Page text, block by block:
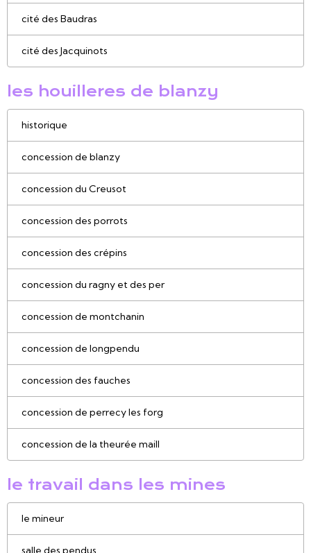
cité des Baudras
cité des Jacquinots
les houilleres de blanzy
historique
concession de blanzy
concession du Creusot
concession des porrots
concession des crépins
concession du ragny et des per
concession de montchanin
concession de longpendu
concession des fauches
concession de perrecy les forg
concession de la theurée maill
le travail dans les mines
le mineur
salle des pendus